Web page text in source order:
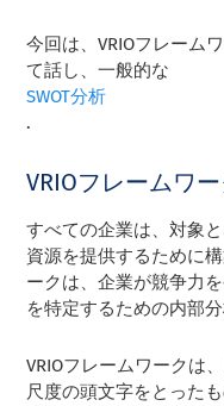
今回は、VRIOフレーム
て話し、一般的な
SWOT分析
.
VRIOフレームワ
すべての企業は、対象
資源を提供するために
ークは、企業が競争力
を特定するための内部分
VRIOフレームワークは
尺度の頭文字をとった